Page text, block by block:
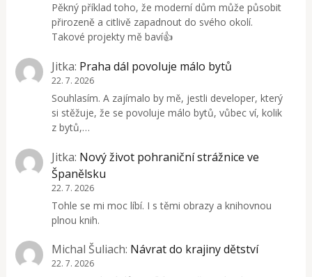
Pěkný příklad toho, že moderní dům může působit
přirozeně a citlivě zapadnout do svého okolí.
Takové projekty mě baví👍
Jitka: Praha dál povoluje málo bytů
22. 7. 2026
Souhlasím. A zajímalo by mě, jestli developer, který
si stěžuje, že se povoluje málo bytů, vůbec ví, kolik
z bytů,…
Jitka: Nový život pohraniční strážnice ve
Španělsku
22. 7. 2026
Tohle se mi moc líbí. I s těmi obrazy a knihovnou
plnou knih.
Michal Šuliach: Návrat do krajiny dětství
22. 7. 2026